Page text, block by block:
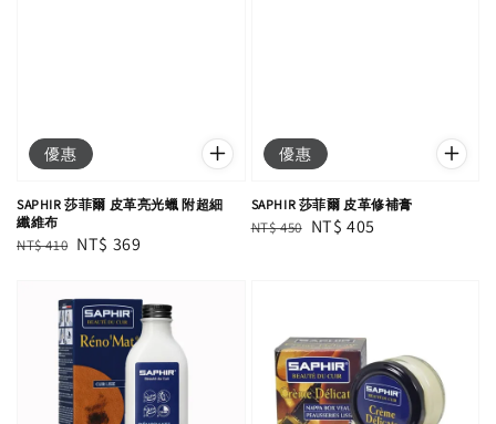
優惠
SAPHIR 莎菲爾 皮革亮光蠟 附超細
纖維布
Regular
NT$ 410 Sale
NT$ 369
優惠
SAPHIR 莎菲爾 皮革修補膏
Regular
NT$ 450 Sale
NT$ 405